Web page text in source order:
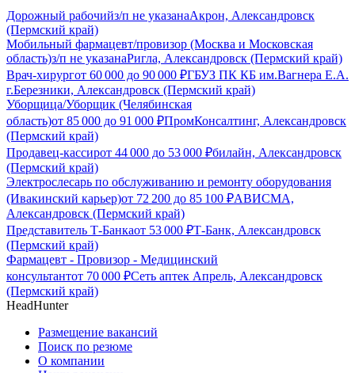
Дорожный рабочийз/п не указанаАкрон, Александровск
(Пермский край)
Мобильный фармацевт/провизор (Москва и Московская
область)з/п не указанаРигла, Александровск (Пермский край)
Врач-хирургот 60 000 до 90 000 ₽ГБУЗ ПК КБ им.Вагнера Е.А.
г.Березники, Александровск (Пермский край)
Уборщица/Уборщик (Челябинская
область)от 85 000 до 91 000 ₽ПромКонсалтинг, Александровск
(Пермский край)
Продавец-кассирот 44 000 до 53 000 ₽билайн, Александровск
(Пермский край)
Электрослесарь по обслуживанию и ремонту оборудования
(Ивакинский карьер)от 72 200 до 85 100 ₽АВИСМА,
Александровск (Пермский край)
Представитель Т-Банкаот 53 000 ₽Т-Банк, Александровск
(Пермский край)
Фармацевт - Провизор - Медицинский
консультантот 70 000 ₽Сеть аптек Апрель, Александровск
(Пермский край)
HeadHunter
Размещение вакансий
Поиск по резюме
О компании